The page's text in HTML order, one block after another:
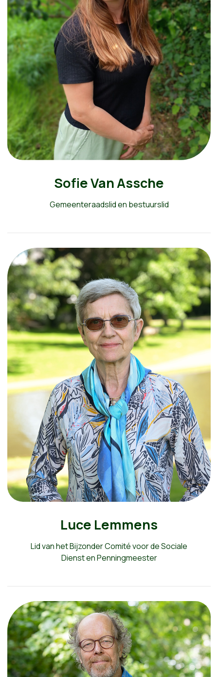
Sofie Van Assche
Gemeenteraadslid en bestuurslid
Luce Lemmens
Lid van het Bijzonder Comité voor de Sociale
Dienst en Penningmeester